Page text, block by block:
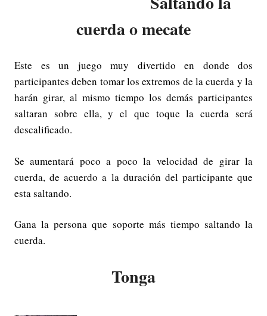
cuerda o mecate
Este es un juego muy divertido en donde dos
participantes deben tomar los extremos de la cuerda y la
harán girar, al mismo tiempo los demás participantes
saltaran sobre ella, y el que toque la cuerda será
descalificado.
Se aumentará poco a poco la velocidad de girar la
cuerda, de acuerdo a la duración del participante que
esta saltando.
Gana la persona que soporte más tiempo saltando la
cuerda.
Tonga